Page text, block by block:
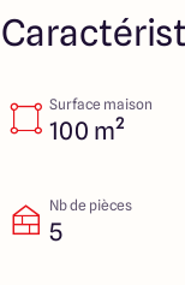
Surface maison
100 m²
Nb de pièces
5